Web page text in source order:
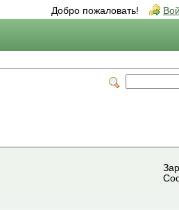
Добро пожаловать!